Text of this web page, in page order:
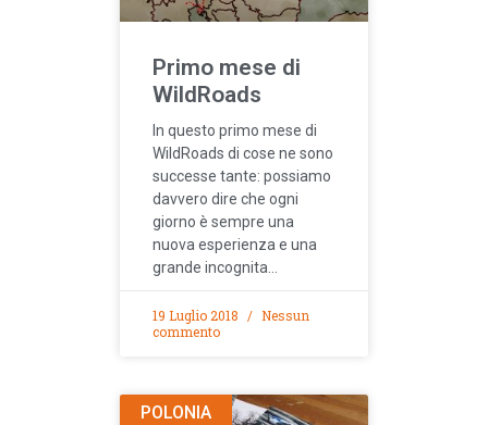
Primo mese di
WildRoads
In questo primo mese di
WildRoads di cose ne sono
successe tante: possiamo
davvero dire che ogni
giorno è sempre una
nuova esperienza e una
grande incognita…
19 Luglio 2018
Nessun
commento
POLONIA